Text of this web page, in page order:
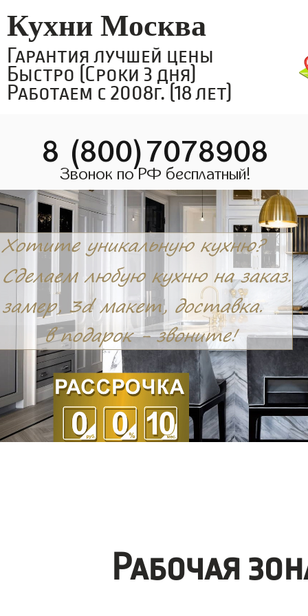
Кухни Москва
Гарантия лучшей цены
Быстро (Сроки 3 дня)
Работаем с 2008г. (18 лет)
8 (800)7078908
Звонок по РФ бесплатный!
Рабочая